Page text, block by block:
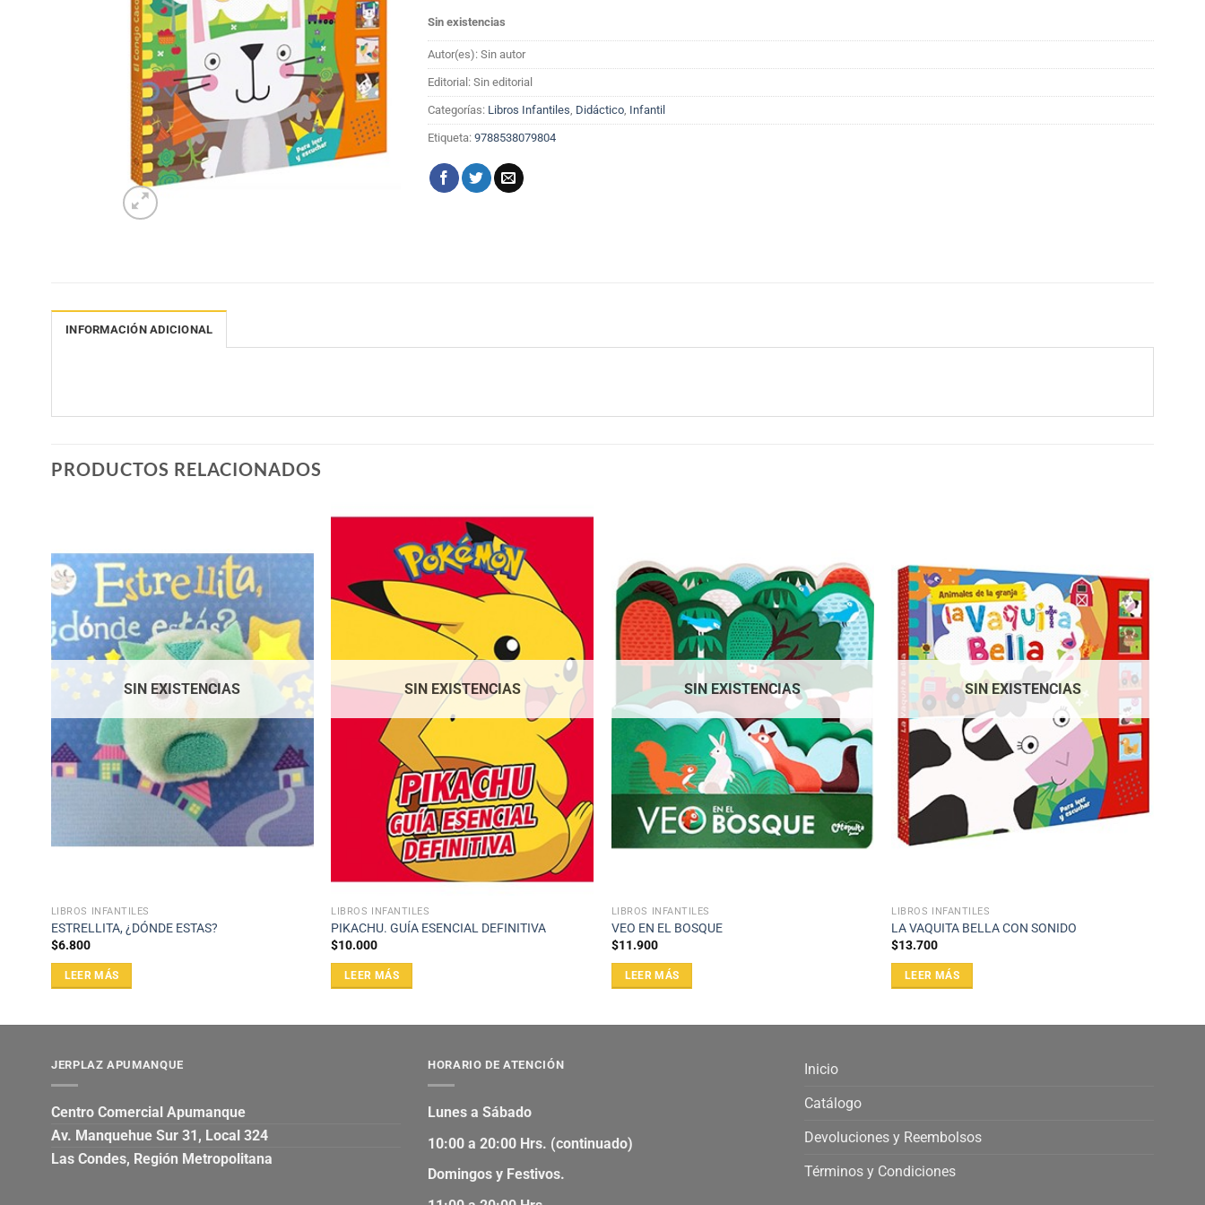
Sin existencias
Autor(es): Sin autor
Editorial: Sin editorial
Categorías: Libros Infantiles, Didáctico, Infantil
Etiqueta: 9788538079804
INFORMACIÓN ADICIONAL
PRODUCTOS RELACIONADOS
SIN EXISTENCIAS
LIBROS INFANTILES
ESTRELLITA, ¿DÓNDE ESTAS?
$6.800
LEER MÁS
SIN EXISTENCIAS
LIBROS INFANTILES
PIKACHU. GUÍA ESENCIAL DEFINITIVA
$10.000
LEER MÁS
SIN EXISTENCIAS
LIBROS INFANTILES
VEO EN EL BOSQUE
$11.900
LEER MÁS
SIN EXISTENCIAS
LIBROS INFANTILES
LA VAQUITA BELLA CON SONIDO
$13.700
LEER MÁS
JERPLAZ APUMANQUE
Centro Comercial Apumanque
Av. Manquehue Sur 31, Local 324
Las Condes, Región Metropolitana
HORARIO DE ATENCIÓN
Lunes a Sábado
10:00 a 20:00 Hrs. (continuado)
Domingos y Festivos.
Inicio
Catálogo
Devoluciones y Reembolsos
Términos y Condiciones